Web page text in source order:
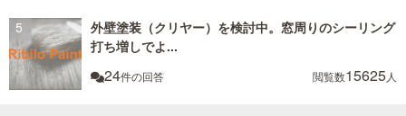
外壁塗装（クリヤー）を検討中。窓周りのシーリング
打ち増しでよ...
24件の回答 閲覧数15625人